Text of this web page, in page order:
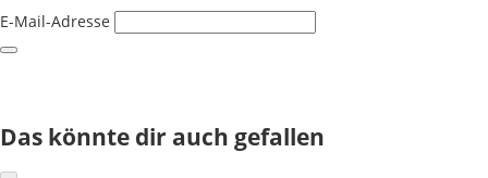
E-Mail-Adresse
Das könnte dir auch gefallen